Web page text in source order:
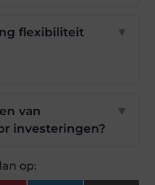
flexibiliteit
▼
van
investeringen?
▼
op: